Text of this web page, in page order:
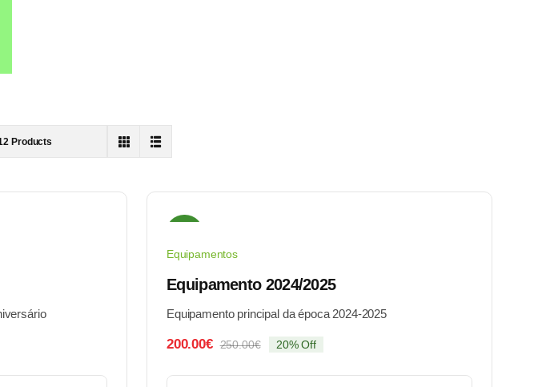
Products
Equipamentos
Equipamento 2024/2025
Equipamento principal da época 2024-2025
250.00€O
200.00€
O
20% Off